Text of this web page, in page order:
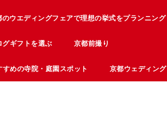
のウエディングフェアで理想の挙式をプランニング
ギフトを選ぶ 京都前撮り
めの寺院・庭園スポット 京都ウェディング